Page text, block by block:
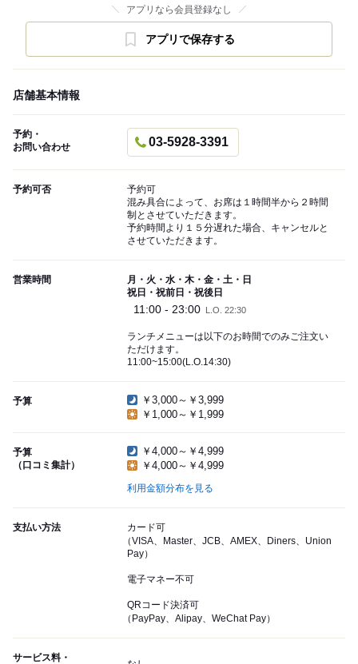
アプリなら会員登録なし
アプリで保存する
店舗基本情報
予約・
お問い合わせ
03-5928-3391
予約可否
予約可
混み具合によって、お席は１時間半から２時間
制とさせていただきます。
予約時間より１５分遅れた場合、キャンセルと
させていただきます。
営業時間
月・火・水・木・金・土・日
祝日・祝前日・祝後日
11:00 - 23:00 L.O. 22:30
ランチメニューは以下のお時間でのみご注文い
ただけます。
11:00~15:00(L.O.14:30)
予算
￥3,000～￥3,999
￥1,000～￥1,999
予算
（口コミ集計）
￥4,000～￥4,999
￥4,000～￥4,999
利用金額分布を見る
支払い方法
カード可
（VISA、Master、JCB、AMEX、Diners、Union
Pay）
電子マネー不可
QRコード決済可
（PayPay、Alipay、WeChat Pay）
サービス料・